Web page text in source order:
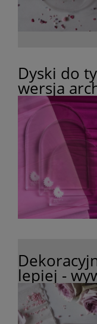
Dyski do
wersja
lepiej -